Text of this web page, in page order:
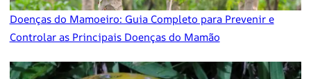
Doenças do Mamoeiro: Guia Completo para Prevenir e
Controlar as Principais Doenças do Mamão